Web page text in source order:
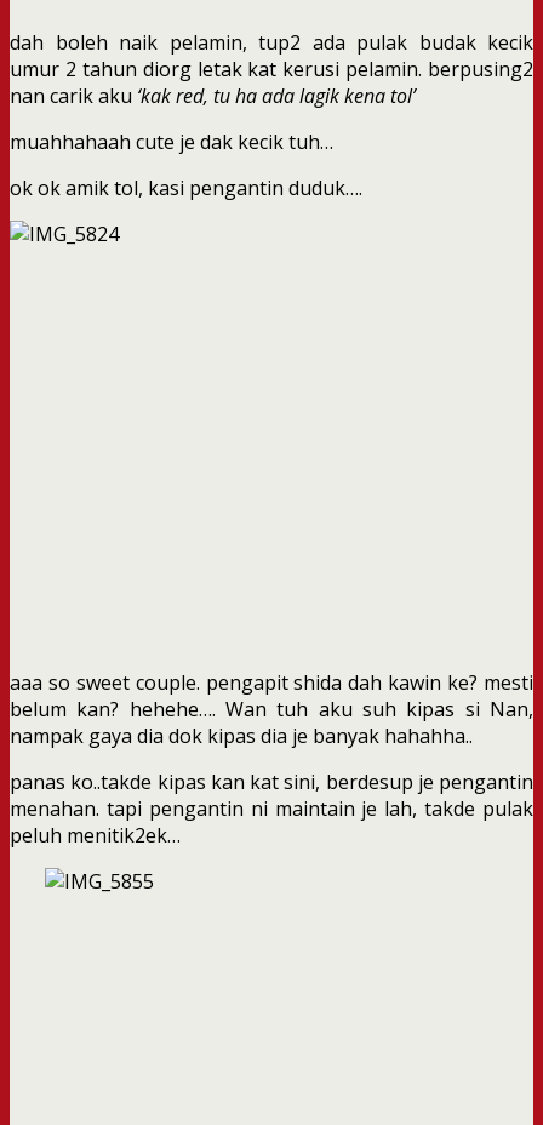
dah boleh naik pelamin, tup2 ada pulak budak kecik
umur 2 tahun diorg letak kat kerusi pelamin. berpusing2
nan carik aku ‘kak red, tu ha ada lagik kena tol’
muahhahaah cute je dak kecik tuh…
ok ok amik tol, kasi pengantin duduk….
aaa so sweet couple. pengapit shida dah kawin ke? mesti
belum kan? hehehe…. Wan tuh aku suh kipas si Nan,
nampak gaya dia dok kipas dia je banyak hahahha..
panas ko..takde kipas kan kat sini, berdesup je pengantin
menahan. tapi pengantin ni maintain je lah, takde pulak
peluh menitik2ek…